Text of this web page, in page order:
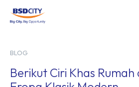
BLOG
Berikut Ciri Khas